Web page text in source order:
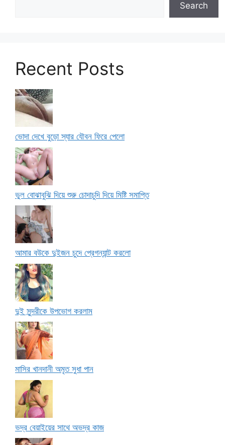
Search
Recent Posts
ভোদা দেখে বুড়ো স্যার যৌবন ফিরে পেলো
ভুল বোঝাবুঝি দিয়ে শুরু চোদাচুদি দিয়ে মিষ্টি সমাপ্তি
আমার বউকে দুইজন চুদে প্রেগন্যান্ট করলো
দুই সুন্দরীকে উপভোগ করলাম
মাসির খানদানী অমৃত সুধা পান
ভদ্র বেয়াইয়ের সাথে অভদ্র কাজ